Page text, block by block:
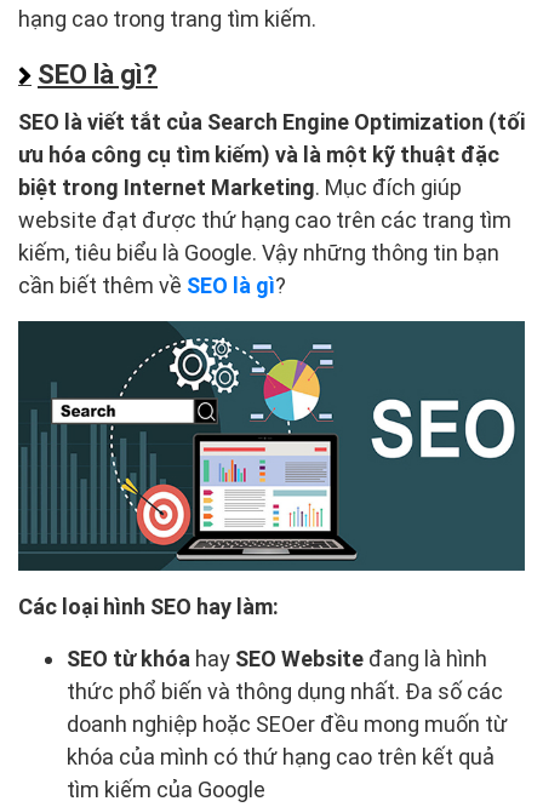
hạng cao trong trang tìm kiếm.
SEO là gì?
SEO là viết tắt của Search Engine Optimization (tối
ưu hóa công cụ tìm kiếm) và là một kỹ thuật đặc
biệt trong Internet Marketing. Mục đích giúp
website đạt được thứ hạng cao trên các trang tìm
kiếm, tiêu biểu là Google. Vậy những thông tin bạn
cần biết thêm về SEO là gì?
Các loại hình SEO hay làm:
SEO từ khóa hay SEO Website đang là hình
thức phổ biến và thông dụng nhất. Đa số các
doanh nghiệp hoặc SEOer đều mong muốn từ
khóa của mình có thứ hạng cao trên kết quả
tìm kiếm của Google